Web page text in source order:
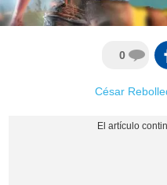
0
César